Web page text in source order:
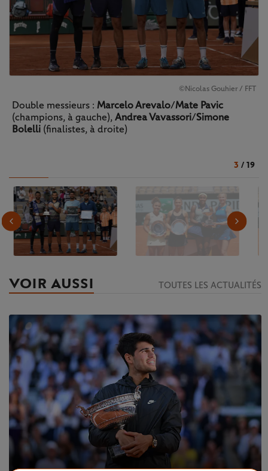
©Nicolas Gouhier / FFT
Double messieurs : Marcelo Arevalo/Mate Pavic
(champions, à gauche), Andrea Vavassori/Simone
Bolelli (finalistes, à droite)
3 / 19
VOIR AUSSI TOUTES LES ACTUALITÉS